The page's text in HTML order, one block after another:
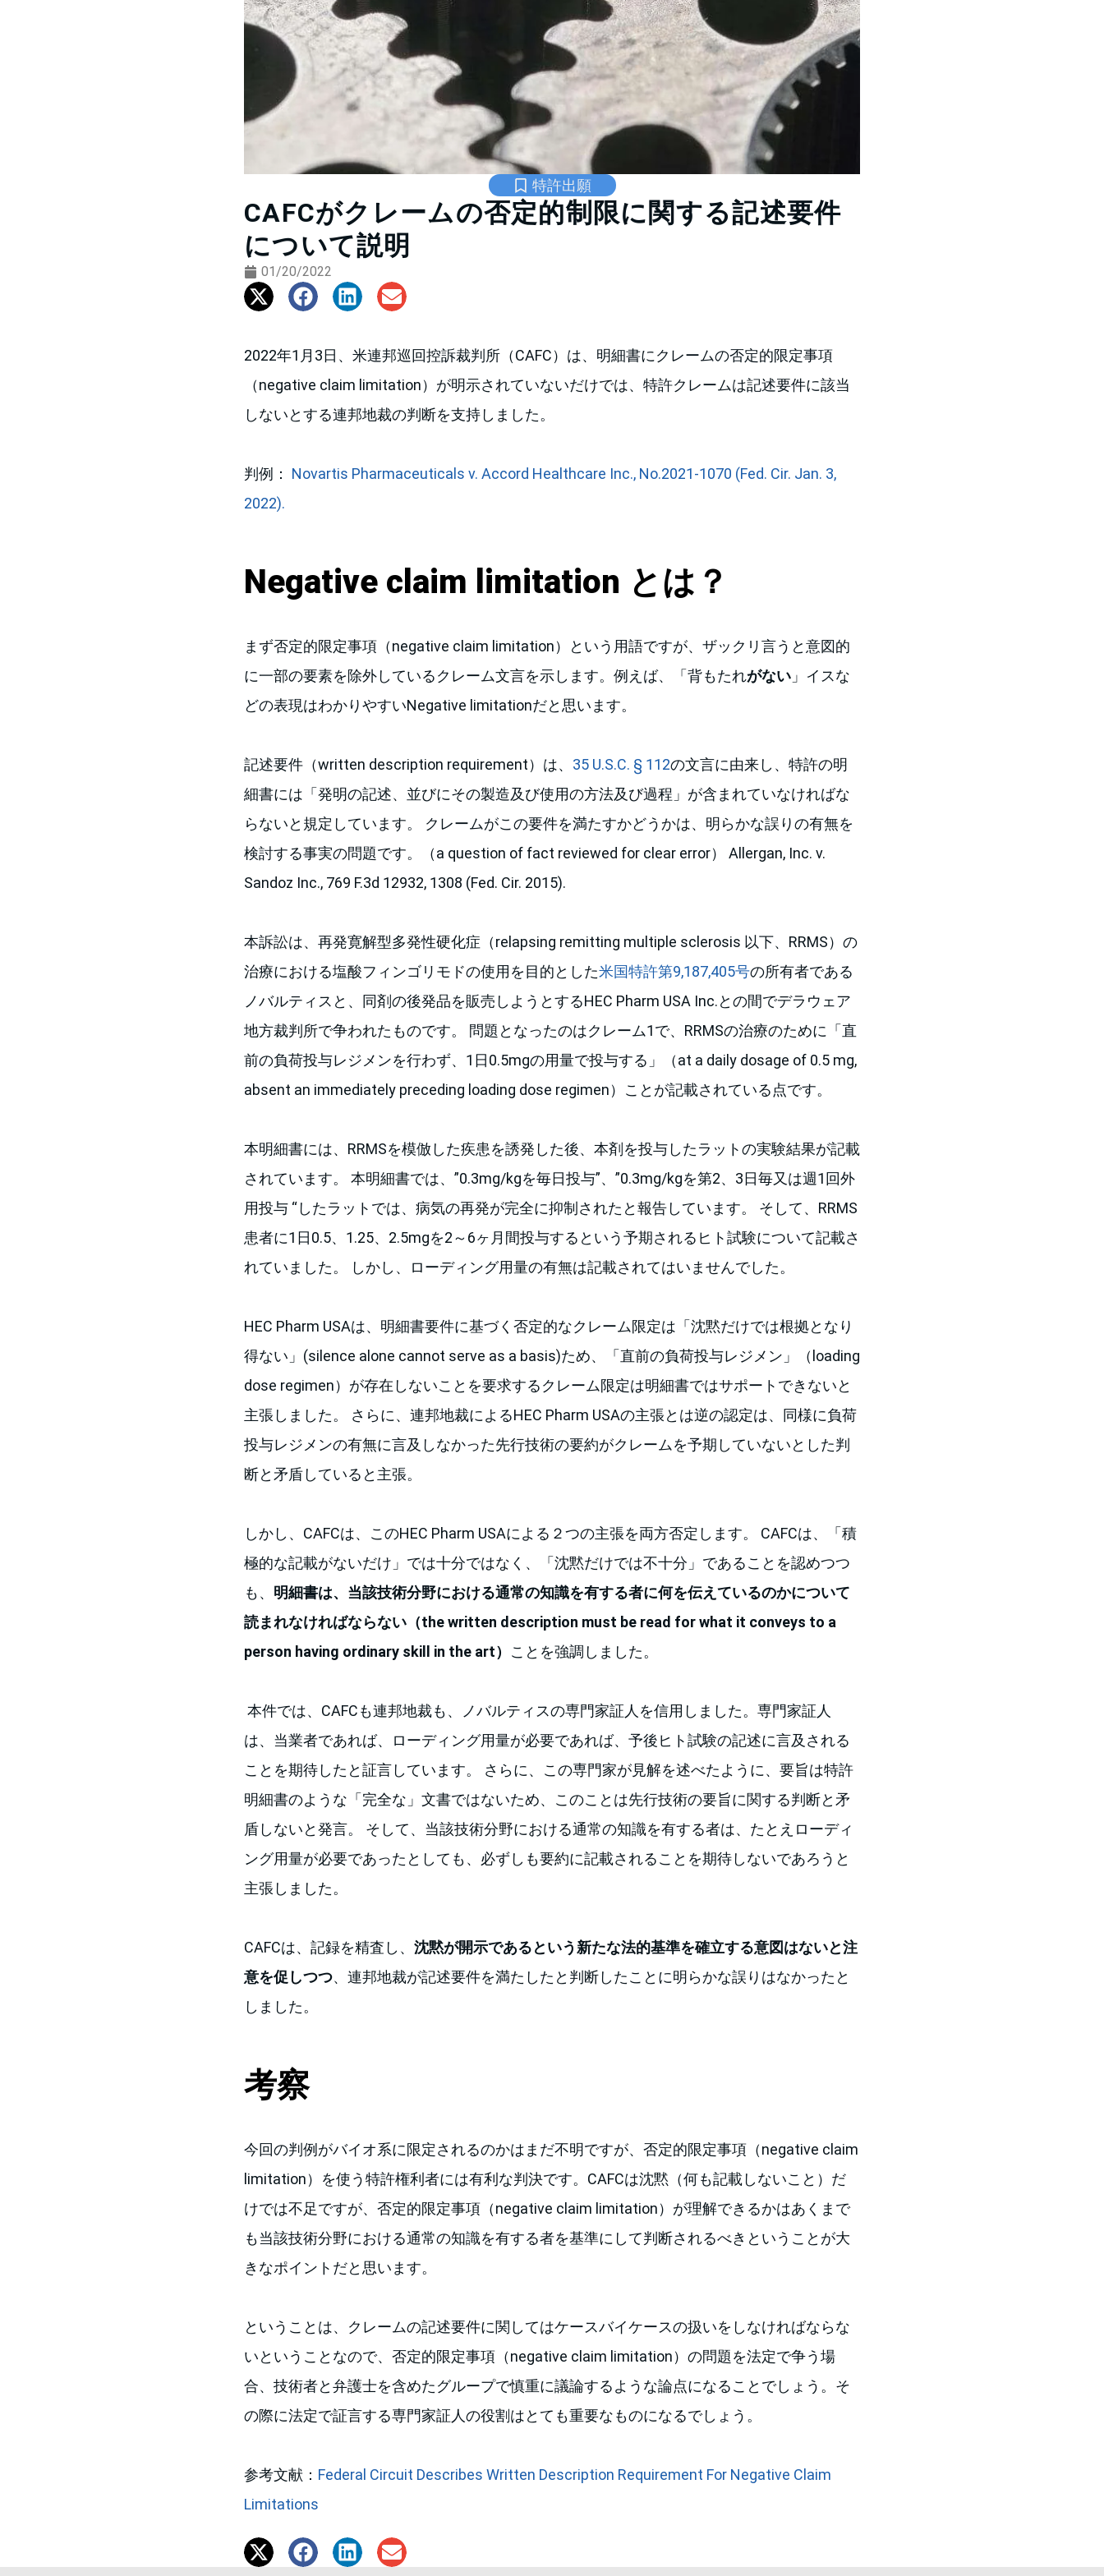
特許出願
CAFCがクレームの否定的制限に関する記述要件
について説明
01/20/2022
2022年1月3日、米連邦巡回控訴裁判所（CAFC）は、明細書にクレームの否定的限定事項
（negative claim limitation）が明示されていないだけでは、特許クレームは記述要件に該当
しないとする連邦地裁の判断を支持しました。
判例： Novartis Pharmaceuticals v. Accord Healthcare Inc., No.2021-1070 (Fed. Cir. Jan. 3,
2022).
Negative claim limitation とは？
まず否定的限定事項（negative claim limitation）という用語ですが、ザックリ言うと意図的
に一部の要素を除外しているクレーム文言を示します。例えば、「背もたれがない 」イスな
どの表現はわかりやすいNegative limitationだと思います。
記述要件（written description requirement）は、 35 U.S.C. § 112の文言に由来し、特許の明
細書には「発明の記述、並びにその製造及び使用の方法及び過程」が含まれていなければな
らないと規定しています。 クレームがこの要件を満たすかどうかは、明らかな誤りの有無を
検討する事実の問題です。（a question of fact reviewed for clear error） Allergan, Inc. v.
Sandoz Inc., 769 F.3d 12932, 1308 (Fed. Cir. 2015).
本訴訟は、再発寛解型多発性硬化症（relapsing remitting multiple sclerosis 以下、RRMS）の
治療における塩酸フィンゴリモドの使用を目的とした米国特許第9,187,405号の所有者である
ノバルティスと、同剤の後発品を販売しようとするHEC Pharm USA Inc.との間でデラウェア
地方裁判所で争われたものです。 問題となったのはクレーム1で、RRMSの治療のために「直
前の負荷投与レジメンを行わず、1日0.5mgの用量で投与する」（at a daily dosage of 0.5 mg,
absent an immediately preceding loading dose regimen）ことが記載されている点です。
本明細書には、RRMSを模倣した疾患を誘発した後、本剤を投与したラットの実験結果が記載
されています。 本明細書では、”0.3mg/kgを毎日投与”、”0.3mg/kgを第2、3日毎又は週1回外
用投与 “したラットでは、病気の再発が完全に抑制されたと報告しています。 そして、RRMS
患者に1日0.5、1.25、2.5mgを2～6ヶ月間投与するという予期されるヒト試験について記載さ
れていました。 しかし、ローディング用量の有無は記載されてはいませんでした。
HEC Pharm USAは、明細書要件に基づく否定的なクレーム限定は「沈黙だけでは根拠となり
得ない」(silence alone cannot serve as a basis)ため、「直前の負荷投与レジメン」（loading
dose regimen）が存在しないことを要求するクレーム限定は明細書ではサポートできないと
主張しました。 さらに、連邦地裁によるHEC Pharm USAの主張とは逆の認定は、同様に負荷
投与レジメンの有無に言及しなかった先行技術の要約がクレームを予期していないとした判
断と矛盾していると主張。
しかし、CAFCは、このHEC Pharm USAによる２つの主張を両方否定します。 CAFCは、「積
極的な記載がないだけ」では十分ではなく、「沈黙だけでは不十分」であることを認めつつ
も、 明細書は、当該技術分野における通常の知識を有する者に何を伝えているのかについて
読まれなければならない（the written description must be read for what it conveys to a
person having ordinary skill in the art） ことを強調しました。
本件では、CAFCも連邦地裁も、ノバルティスの専門家証人を信用しました。専門家証人
は、当業者であれば、ローディング用量が必要であれば、予後ヒト試験の記述に言及される
ことを期待したと証言しています。 さらに、この専門家が見解を述べたように、要旨は特許
明細書のような「完全な」文書ではないため、このことは先行技術の要旨に関する判断と矛
盾しないと発言。 そして、当該技術分野における通常の知識を有する者は、たとえローディ
ング用量が必要であったとしても、必ずしも要約に記載されることを期待しないであろうと
主張しました。
CAFCは、記録を精査し、 沈黙が開示であるという新たな法的基準を確立する意図はないと注
意を促しつつ、連邦地裁が記述要件を満たしたと判断したことに明らかな誤りはなかったと
しました。
考察
今回の判例がバイオ系に限定されるのかはまだ不明ですが、否定的限定事項（negative claim
limitation）を使う特許権利者には有利な判決です。CAFCは沈黙（何も記載しないこと）だ
けでは不足ですが、否定的限定事項（negative claim limitation）が理解できるかはあくまで
も当該技術分野における通常の知識を有する者を基準にして判断されるべきということが大
きなポイントだと思います。
ということは、クレームの記述要件に関してはケースバイケースの扱いをしなければならな
いということなので、否定的限定事項（negative claim limitation）の問題を法定で争う場
合、技術者と弁護士を含めたグループで慎重に議論するような論点になることでしょう。そ
の際に法定で証言する専門家証人の役割はとても重要なものになるでしょう。
参考文献： Federal Circuit Describes Written Description Requirement For Negative Claim
Limitations